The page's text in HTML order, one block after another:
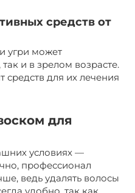
средств от
угри может
и в зрелом возрасте.
для их лечения
для
условиях —
профессионал
ведь удалять волосы